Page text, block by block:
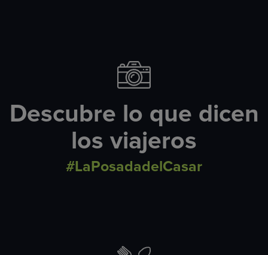
Descubre lo que dicen
los viajeros
#LaPosadadelCasar